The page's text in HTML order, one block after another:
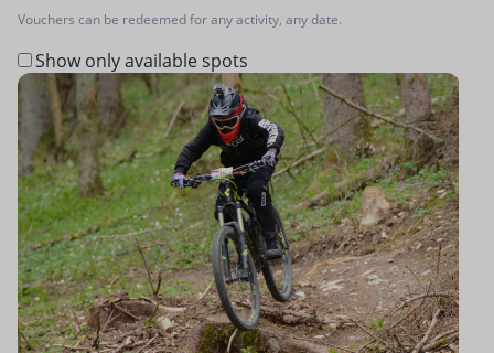
Vouchers can be redeemed for any activity, any date.
Show only available spots